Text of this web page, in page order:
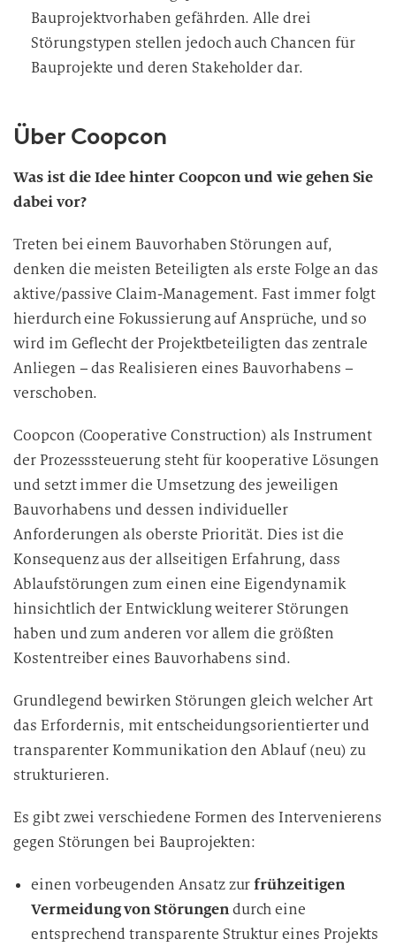
Bauprojektvorhaben gefährden. Alle drei
Störungstypen stellen jedoch auch Chancen für
Bauprojekte und deren Stakeholder dar.
Über Coopcon
Was ist die Idee hinter Coopcon und wie gehen Sie
dabei vor?
Treten bei einem Bauvorhaben Störungen auf,
denken die meisten Beteiligten als erste Folge an das
aktive/passive Claim-Management. Fast immer folgt
hierdurch eine Fokussierung auf Ansprüche, und so
wird im Geflecht der Projektbeteiligten das zentrale
Anliegen – das Realisieren eines Bauvorhabens –
verschoben.
Coopcon (Cooperative Construction) als Instrument
der Prozesssteuerung steht für kooperative Lösungen
und setzt immer die Umsetzung des jeweiligen
Bauvorhabens und dessen individueller
Anforderungen als oberste Priorität. Dies ist die
Konsequenz aus der allseitigen Erfahrung, dass
Ablaufstörungen zum einen eine Eigendynamik
hinsichtlich der Entwicklung weiterer Störungen
haben und zum anderen vor allem die größten
Kostentreiber eines Bauvorhabens sind.
Grundlegend bewirken Störungen gleich welcher Art
das Erfordernis, mit entscheidungsorientierter und
transparenter Kommunikation den Ablauf (neu) zu
strukturieren.
Es gibt zwei verschiedene Formen des Intervenierens
gegen Störungen bei Bauprojekten:
einen vorbeugenden Ansatz zurfrühzeitigen
Vermeidung von Störungendurch eine
entsprechend transparente Struktur eines Projekts